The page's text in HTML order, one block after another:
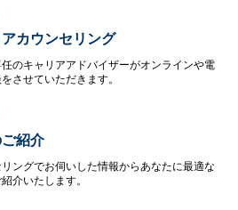
カウンセリング
のキャリアアドバイザーがオンラインや電
させていただきます。
紹介
ングでお伺いした情報からあなたに最適な
介いたします。